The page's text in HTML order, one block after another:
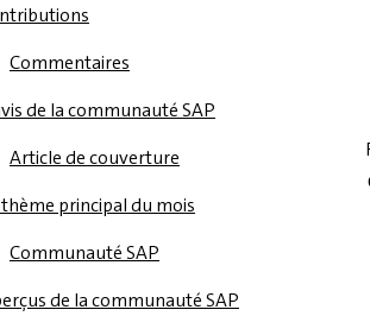
Commentaires
de la communauté SAP
Article de couverture
thème principal du mois
Communauté SAP
de la communauté SAP